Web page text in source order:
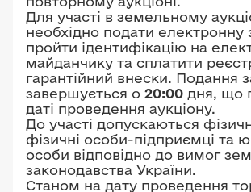
Для участі в земельному
необхідно подати електронну
пройти ідентифікацію на
майданчику та сплатити
гарантійний внески. Подання
завершується о 20:00 дня, що
даті проведення аукціону.
До участі допускаються
фізичні особи-підприємці та
особи відповідно до вимог
законодавства України.
Станом на дату проведення